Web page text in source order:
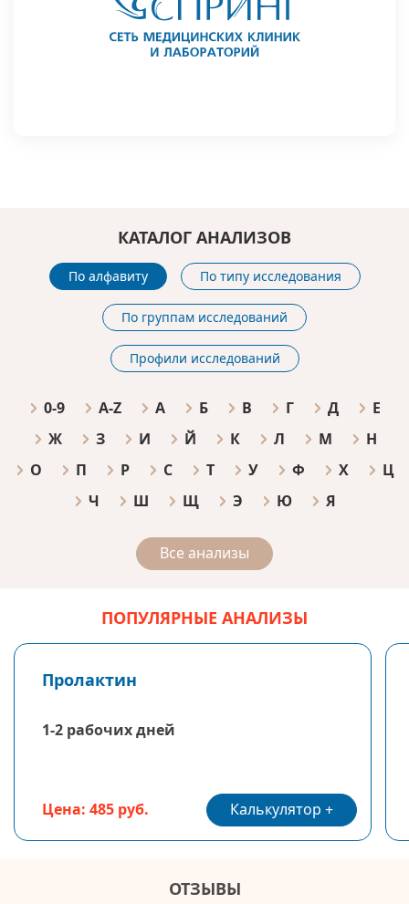
КАТАЛОГ АНАЛИЗОВ
По алфавиту По типу исследования
По группам исследований
Профили исследований
0-9 A-Z А Б В Г Д
Е
Ж
З И Й К Л М
Н
О
П Р С Т У Ф Х
Ц
Ч
Ш Щ Э Ю Я
Все анализы
ПОПУЛЯРНЫЕ АНАЛИЗЫ
Пролактин
1-2 рабочих дней
Цена: 485 руб. Калькулятор
ОТЗЫВЫ